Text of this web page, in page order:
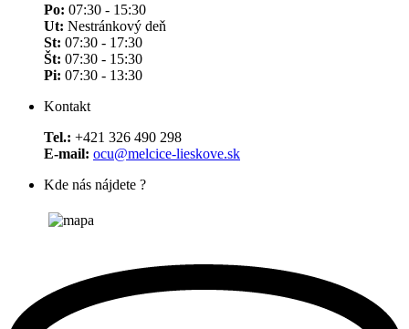
Po: 07:30 - 15:30
Ut: Nestránkový deň
St: 07:30 - 17:30
Št: 07:30 - 15:30
Pi: 07:30 - 13:30
Kontakt
Tel.: +421 326 490 298
E-mail: ocu@melcice-lieskove.sk
Kde nás nájdete ?